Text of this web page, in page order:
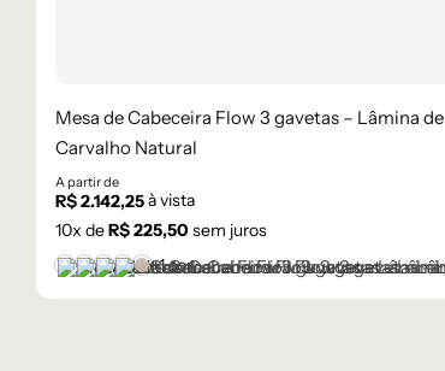
Mesa de Cabeceira Flow 3 gavetas – Lâmina de
Carvalho Natural
A partir de
R$2.142,25à vista
10x deR$225,50 sem juros
Castanho
Champanhe
Cinza Grafite Metalizado
Ébano
Lâmina Frapê
+1 cor